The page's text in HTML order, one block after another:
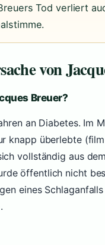
Tod verliert
von
Breuer?
an Diabetes. Im
knapp überlebte
vollständig aus
öffentlich nicht
eines